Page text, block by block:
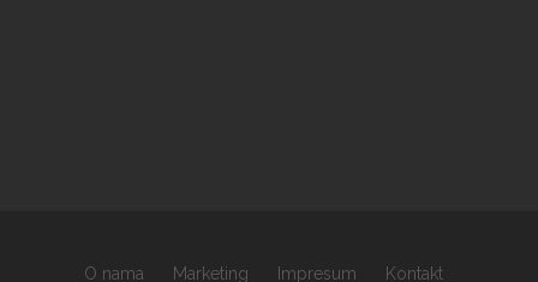
O nama Marketing Impresum Kontakt